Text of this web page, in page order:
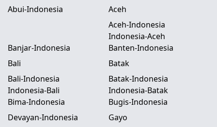
Abui-Indonesia
Aceh
Aceh-Indonesia
Indonesia-Aceh
Banjar-Indonesia
Banten-Indonesia
Bali
Bali-Indonesia
Indonesia-Bali
Batak
Batak-Indonesia
Indonesia-Batak
Bima-Indonesia
Bugis-Indonesia
Devayan-Indonesia
Gayo